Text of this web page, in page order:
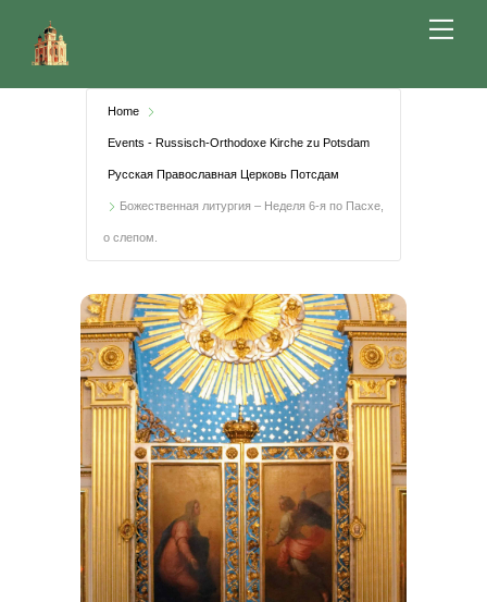
Home
Events - Russisch-Orthodoxe Kirche zu Potsdam
Русская Православная Церковь Потсдам
Божественная литургия – Неделя 6-я по Пасхе,
о слепом.